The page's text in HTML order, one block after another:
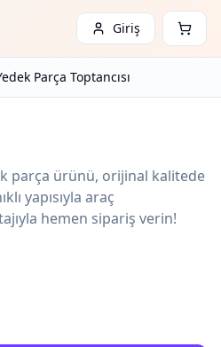
Giriş
Parça Toptancısı
parça ürünü, orijinal kalitede
yapısıyla araç
hemen sipariş verin!